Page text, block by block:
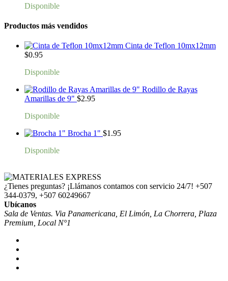
Disponible
Productos más vendidos
Cinta de Teflon 10mx12mm
$0.95
Disponible
Rodillo de Rayas
Amarillas de 9" $2.95
Disponible
Brocha 1" $1.95
Disponible
¿Tienes preguntas? ¡Llámanos contamos con servicio 24/7! +507
344-0379, +507 60249667
Ubícanos
Sala de Ventas. Via Panamericana, El Limón, La Chorrera, Plaza
Premium, Local N°1